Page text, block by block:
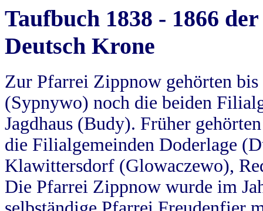
Taufbuch 1838 - 1866
Deutsch Krone
Zur Pfarrei Zippnow gehörten
(Sypnywo) noch die beiden
Jagdhaus (Budy). Früher
die Filialgemeinden Doderlage
Klawittersdorf (Glowaczewo),
Die Pfarrei Zippnow wurde im